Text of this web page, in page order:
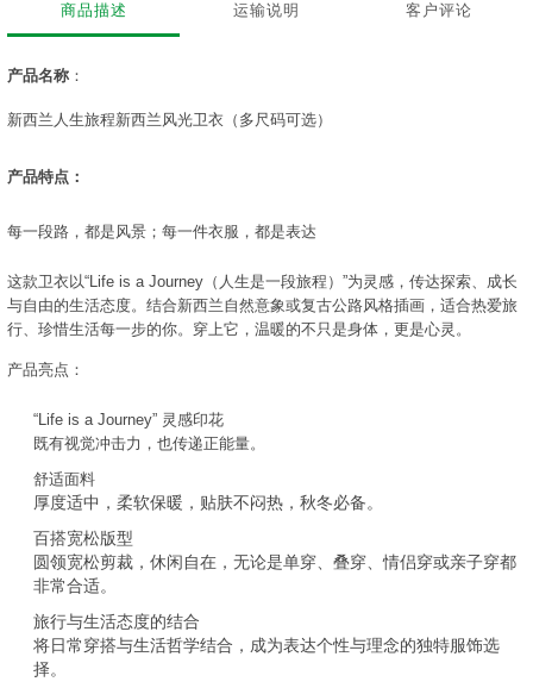
商品描述 运输说明 客户评论
产品名称 ：
新西兰人生旅程新西兰风光卫衣（多尺码可选）
产品特点：
每一段路，都是风景；每一件衣服，都是表达
这款卫衣以“Life is a Journey（人生是一段旅程）”为灵感，传达探索、成长
与自由的生活态度。结合新西兰自然意象或复古公路风格插画，适合热爱旅
行、珍惜生活每一步的你。穿上它，温暖的不只是身体，更是心灵。
产品亮点：
“Life is a Journey” 灵感印花
既有视觉冲击力，也传递正能量。
舒适面料
厚度适中，柔软保暖，贴肤不闷热，秋冬必备。
百搭宽松版型
圆领宽松剪裁，休闲自在，无论是单穿、叠穿、情侣穿或亲子穿都
非常合适。
旅行与生活态度的结合
将日常穿搭与生活哲学结合，成为表达个性与理念的独特服饰选
择。